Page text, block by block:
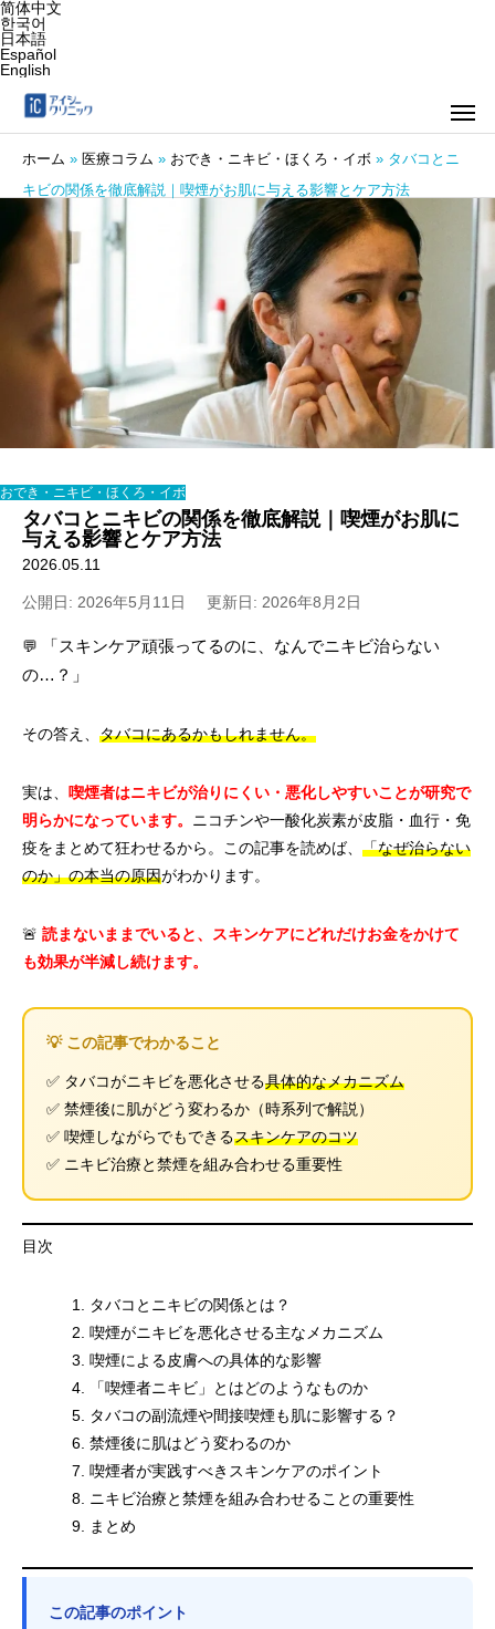
简体中文
한국어
日本語
Español
English
ホーム » 医療コラム » おでき・ニキビ・ほくろ・イボ » タバコとニ
キビの関係を徹底解説｜喫煙がお肌に与える影響とケア方法
おでき・ニキビ・ほくろ・イボ
タバコとニキビの関係を徹底解説｜喫煙がお肌に
与える影響とケア方法
2026.05.11
公開日: 2026年5月11日 更新日: 2026年8月2日
💬
「スキンケア頑張ってるのに、なんでニキビ治らない
の…？」
その答え、 タバコにあるかもしれません。
実は、 喫煙者はニキビが治りにくい・悪化しやすいことが研究で
明らかになっています。 ニコチンや一酸化炭素が皮脂・血行・免
疫をまとめて狂わせるから。この記事を読めば、 「なぜ治らない
のか」の本当の原因がわかります。
🚨 読まないままでいると、スキンケアにどれだけお金をかけて
も効果が半減し続けます。
💡 この記事でわかること
✅ タバコがニキビを悪化させる具体的なメカニズム
✅ 禁煙後に肌がどう変わるか（時系列で解説）
✅ 喫煙しながらでもできるスキンケアのコツ
✅ ニキビ治療と禁煙を組み合わせる重要性
目次
タバコとニキビの関係とは？
喫煙がニキビを悪化させる主なメカニズム
喫煙による皮膚への具体的な影響
「喫煙者ニキビ」とはどのようなものか
タバコの副流煙や間接喫煙も肌に影響する？
禁煙後に肌はどう変わるのか
喫煙者が実践すべきスキンケアのポイント
ニキビ治療と禁煙を組み合わせることの重要性
まとめ
この記事のポイント